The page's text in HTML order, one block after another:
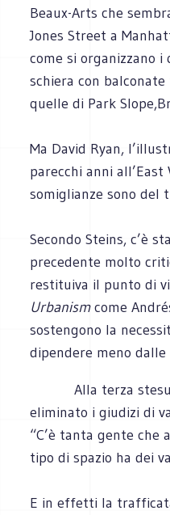
Beaux-Arts che
Jones Street a
come si organizzano
schiera con
quelle di Park
Ma David Ryan,
parecchi anni
somiglianze sono del
Secondo Steins, c’è
precedente molto
restituiva il punto di
Urbanismcome
sostengono la
dipendere meno
Alla terza
eliminato i giudizi di
“C’è tanta gente che
tipo di spazio ha dei
E in effetti la